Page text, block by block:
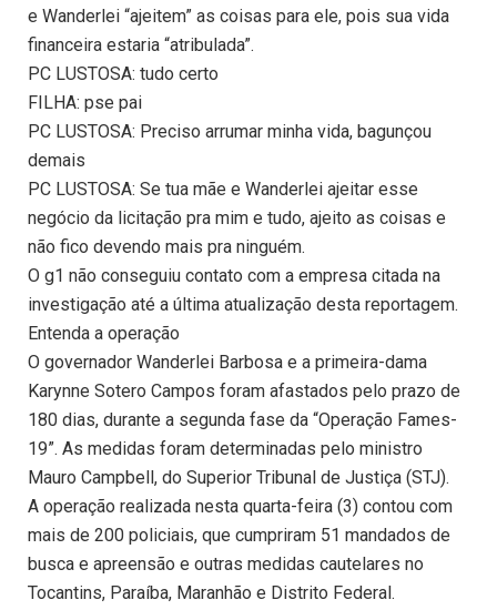
e Wanderlei “ajeitem” as coisas para ele, pois sua vida
financeira estaria “atribulada”.
PC LUSTOSA: tudo certo
FILHA: pse pai
PC LUSTOSA: Preciso arrumar minha vida, bagunçou
demais
PC LUSTOSA: Se tua mãe e Wanderlei ajeitar esse
negócio da licitação pra mim e tudo, ajeito as coisas e
não fico devendo mais pra ninguém.
O g1 não conseguiu contato com a empresa citada na
investigação até a última atualização desta reportagem.
Entenda a operação
O governador Wanderlei Barbosa e a primeira-dama
Karynne Sotero Campos foram afastados pelo prazo de
180 dias, durante a segunda fase da “Operação Fames-
19”. As medidas foram determinadas pelo ministro
Mauro Campbell, do Superior Tribunal de Justiça (STJ).
A operação realizada nesta quarta-feira (3) contou com
mais de 200 policiais, que cumpriram 51 mandados de
busca e apreensão e outras medidas cautelares no
Tocantins, Paraíba, Maranhão e Distrito Federal.